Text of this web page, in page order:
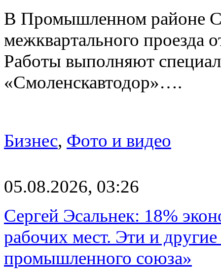
В Промышленном районе
межквартального
Работы выполняют
«Смоленскавтодор»….
Бизнес, Фото и видео
05.08.2026, 03:26
Сергей Эсальнек: 18%
рабочих мест. Эти и
промышленного союза»